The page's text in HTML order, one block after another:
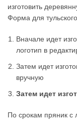
изготовить
Форма для
Вначале идет
логотип в
Затем идет
вручную
Затем идет
По срокам пряник с